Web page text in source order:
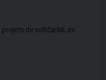
projets de solidarité, en